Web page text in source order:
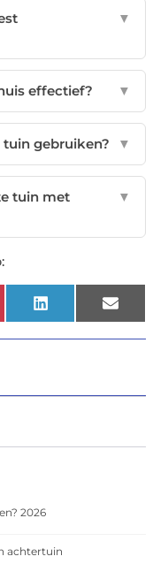
▼
effectief? ▼
gebruiken? ▼
tuin met
▼
LinkedIn Email
2026
achtertuin